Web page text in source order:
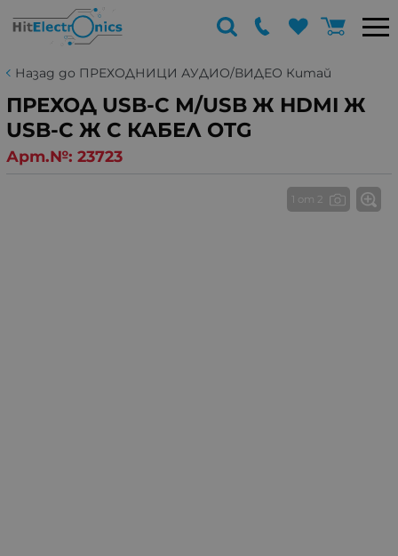
Назад до ПРЕХОДНИЦИ АУДИО/ВИДЕО Китай
ПРЕХОД USB-C М/USB Ж HDMI Ж
USB-C Ж С КАБЕЛ OTG
Арт.№: 23723
1 от 2